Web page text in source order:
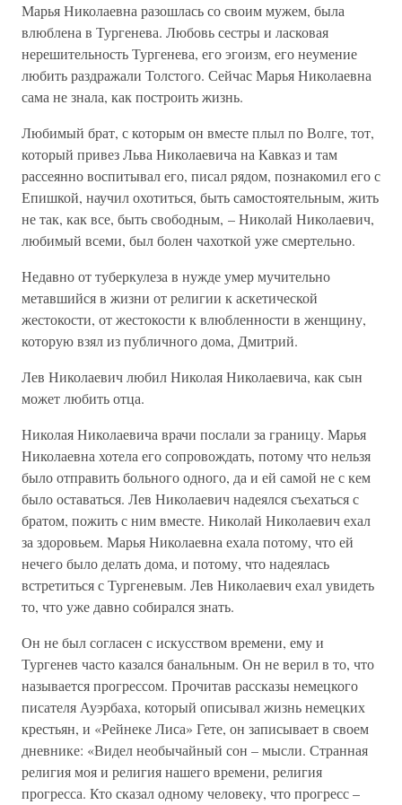
Марья Николаевна разошлась со своим мужем, была
влюблена в Тургенева. Любовь сестры и ласковая
нерешительность Тургенева, его эгоизм, его неумение
любить раздражали Толстого. Сейчас Марья Николаевна
сама не знала, как построить жизнь.
Любимый брат, с которым он вместе плыл по Волге, тот,
который привез Льва Николаевича на Кавказ и там
рассеянно воспитывал его, писал рядом, познакомил его с
Епишкой, научил охотиться, быть самостоятельным, жить
не так, как все, быть свободным, – Николай Николаевич,
любимый всеми, был болен чахоткой уже смертельно.
Недавно от туберкулеза в нужде умер мучительно
метавшийся в жизни от религии к аскетической
жестокости, от жестокости к влюбленности в женщину,
которую взял из публичного дома, Дмитрий.
Лев Николаевич любил Николая Николаевича, как сын
может любить отца.
Николая Николаевича врачи послали за границу. Марья
Николаевна хотела его сопровождать, потому что нельзя
было отправить больного одного, да и ей самой не с кем
было оставаться. Лев Николаевич надеялся съехаться с
братом, пожить с ним вместе. Николай Николаевич ехал
за здоровьем. Марья Николаевна ехала потому, что ей
нечего было делать дома, и потому, что надеялась
встретиться с Тургеневым. Лев Николаевич ехал увидеть
то, что уже давно собирался знать.
Он не был согласен с искусством времени, ему и
Тургенев часто казался банальным. Он не верил в то, что
называется прогрессом. Прочитав рассказы немецкого
писателя Ауэрбаха, который описывал жизнь немецких
крестьян, и «Рейнеке Лиса» Гете, он записывает в своем
дневнике: «Видел необычайный сон – мысли. Странная
религия моя и религия нашего времени, религия
прогресса. Кто сказал одному человеку, что прогресс –